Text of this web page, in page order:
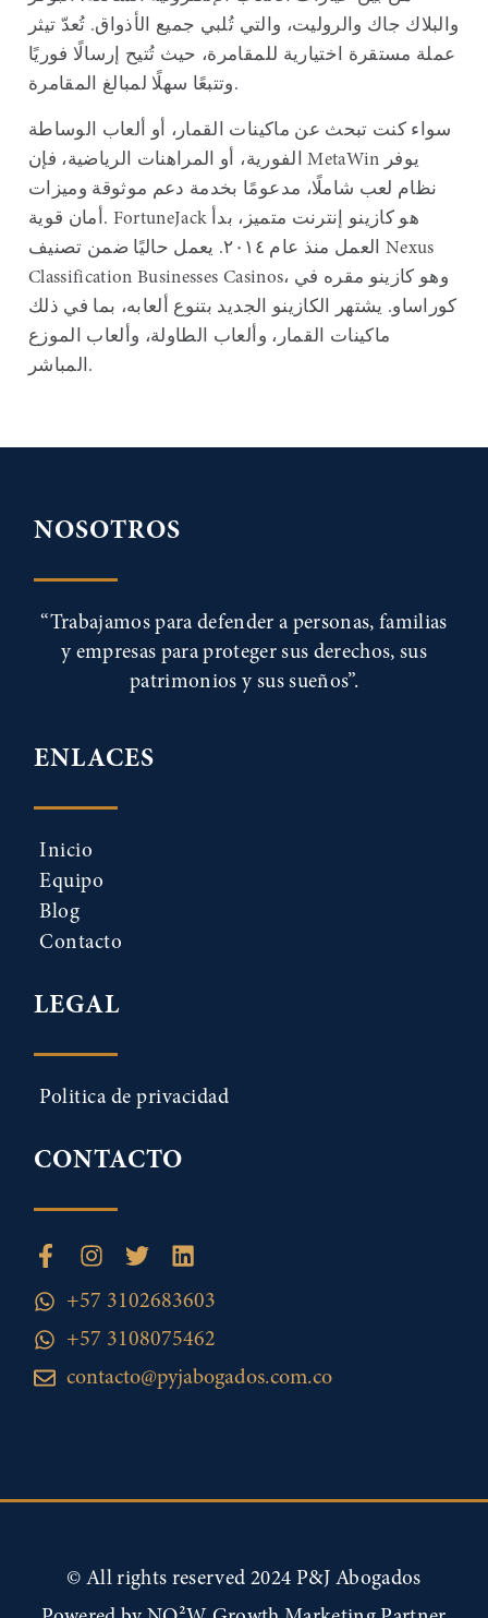
والبلاك جاك والروليت، والتي تُلبي جميع الأذواق. تُعدّ تيثر
عملة مستقرة اختيارية للمقامرة، حيث تُتيح إرسالًا فوريًا
وتتبعًا سهلًا لمبالغ المقامرة.
سواء كنت تبحث عن ماكينات القمار، أو ألعاب الوساطة
الفورية، أو المراهنات الرياضية، فإن MetaWin يوفر
نظام لعب شاملًا، مدعومًا بخدمة دعم موثوقة وميزات
أمان قوية. FortuneJack هو كازينو إنترنت متميز، بدأ
العمل منذ عام ٢٠١٤. يعمل حاليًا ضمن تصنيف Nexus
Classification Businesses Casinos، وهو كازينو مقره في
كوراساو. يشتهر الكازينو الجديد بتنوع ألعابه، بما في ذلك
ماكينات القمار، وألعاب الطاولة، وألعاب الموزع
المباشر.
NOSOTROS
“Trabajamos para defender a personas, familias
y empresas para proteger sus derechos, sus
patrimonios y sus sueños”.
ENLACES
Inicio
Equipo
Blog
Contacto
LEGAL
Politica de privacidad
CONTACTO
+57 3102683603
+57 3108075462
contacto@pyjabogados.com.co
© All rights reserved 2024 P&J Abogados